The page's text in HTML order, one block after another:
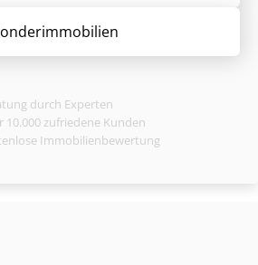
durch Experten
10.000 zufriedene Kunden
Immobilienbewertung